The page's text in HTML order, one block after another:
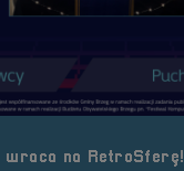
wraca na RetroSferę!